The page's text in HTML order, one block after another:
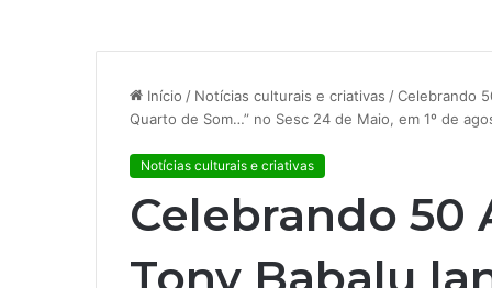
Início / Notícias culturais e criativas /Celebrando
Quarto de Som…” no Sesc 24 de Maio, em 1º de
Notícias culturais e criativas
Celebrando 50
Tony Babalu